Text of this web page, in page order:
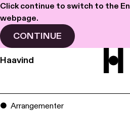
Click continue to switch to the
webpage.
CONTINUE
Haavind
Arrangementer